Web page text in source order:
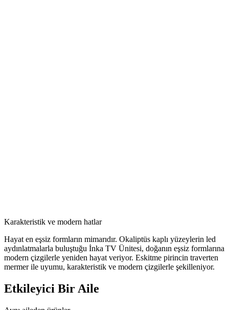
Karakteristik ve modern hatlar
Hayat en eşsiz formların mimarıdır. Okaliptüs kaplı yüzeylerin led
aydınlatmalarla buluştuğu İnka TV Ünitesi, doğanın eşsiz formlarına
modern çizgilerle yeniden hayat veriyor. Eskitme pirincin traverten
mermer ile uyumu, karakteristik ve modern çizgilerle şekilleniyor.
Etkileyici Bir Aile